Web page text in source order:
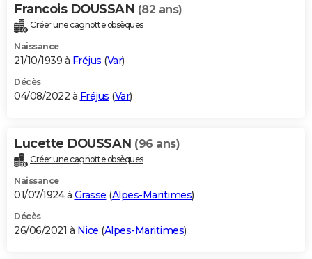
Carte de Noël
Carte Bonne année
Carte Saint-Valentin
Carte Pâques
Carte d'anniversaire
DICTIONNAIRE
Dictionnaire
Biographies
Citations
Expressions
Proverbes
PROGRAMME TV
S'inscrire
Se connecter
Lycées
Collèges
Primaires
Universités
Entreprises
Service militaire
Avis de recherche
AVIS DE DÉCÈS
Bricolage
Lifestyle
Culture
Sport
Auto
Television
Voyage
Cinema
Francois DOUSSAN (82 ans)
Créer une cagnotte obsèques
Naissance
21/10/1939 à Fréjus (Var)
Décès
04/08/2022 à Fréjus (Var)
Lucette DOUSSAN (96 ans)
Créer une cagnotte obsèques
Naissance
01/07/1924 à Grasse (Alpes-Maritimes)
Décès
26/06/2021 à Nice (Alpes-Maritimes)